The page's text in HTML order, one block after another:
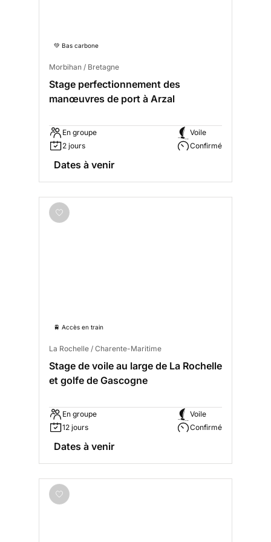
💚 Bas carbone
Morbihan / Bretagne
Stage perfectionnement des
manœuvres de port à Arzal
En groupe
2 jours
Voile
Confirmé
Dates à venir
🚆 Accès en train
La Rochelle / Charente-Maritime
Stage de voile au large de La Rochelle
et golfe de Gascogne
En groupe
12 jours
Voile
Confirmé
Dates à venir